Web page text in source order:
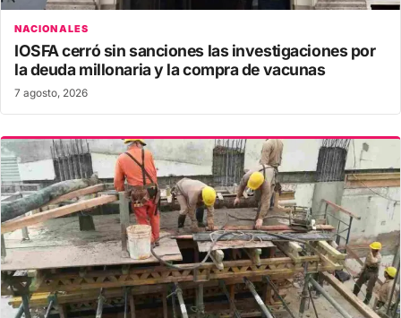
NACIONALES
IOSFA cerró sin sanciones las investigaciones por
la deuda millonaria y la compra de vacunas
7 agosto, 2026